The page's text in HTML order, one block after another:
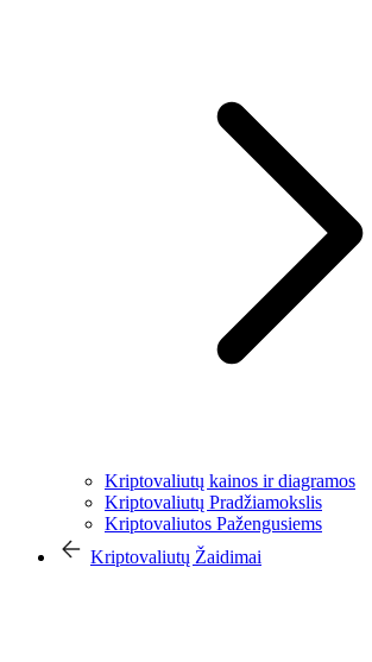
Kriptovaliutų kainos ir diagramos
Kriptovaliutų Pradžiamokslis
Kriptovaliutos Pažengusiems
Kriptovaliutų Žaidimai